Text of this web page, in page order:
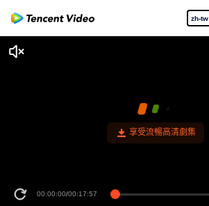
zh-tw
享受流暢高清劇集
00:00:00/00:17:57